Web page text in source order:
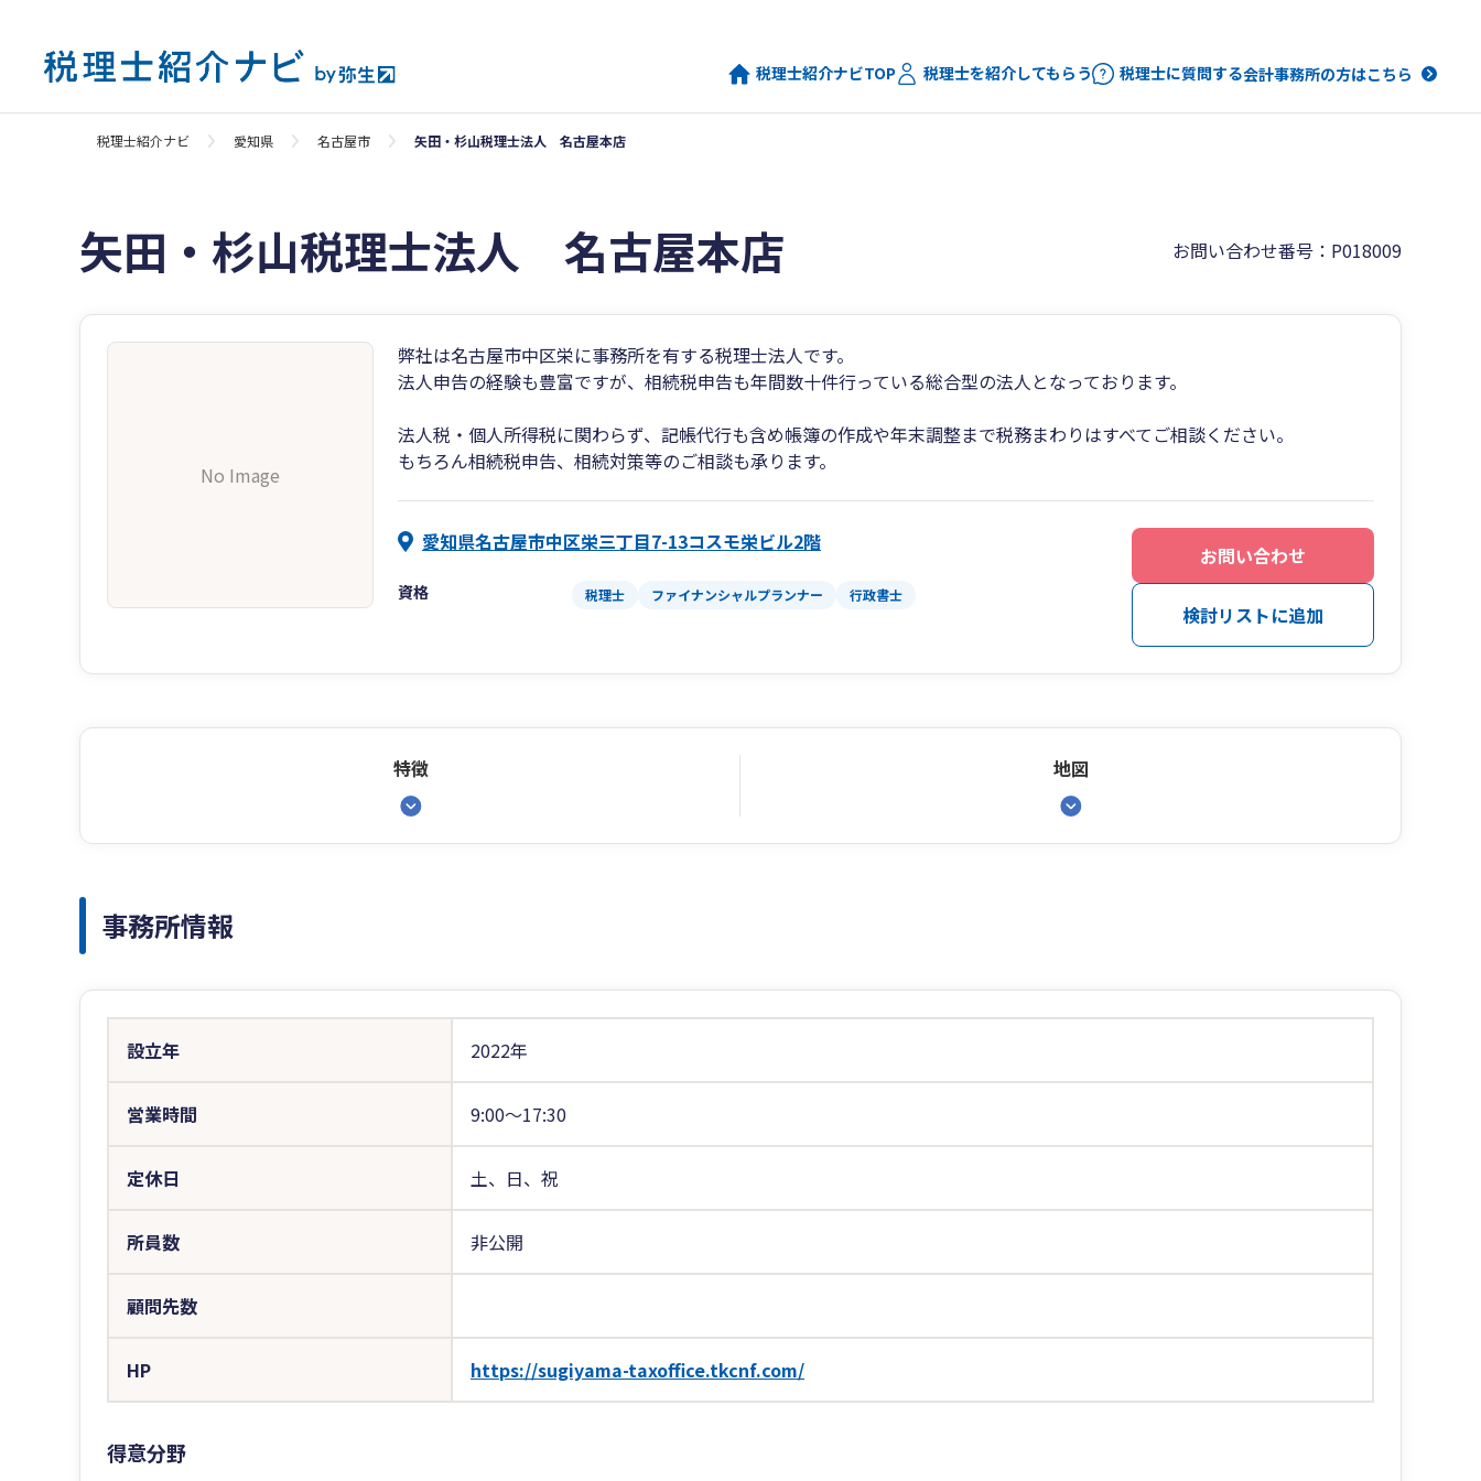
税理士紹介ナビTOP 税理士を紹介してもらう 税理士に質問する会計事務所の方はこちら
税理士紹介ナビ 愛知県 名古屋市 矢田・杉山税理士法人 名古屋本店
矢田・杉山税理士法人 名古屋本店 お問い合わせ番号：P018009
No Image
弊社は名古屋市中区栄に事務所を有する税理士法人です。
法人申告の経験も豊富ですが、相続税申告も年間数十件行っている総合型の法人となっております。
法人税・個人所得税に関わらず、記帳代行も含め帳簿の作成や年末調整まで税務まわりはすべてご相談ください。
もちろん相続税申告、相続対策等のご相談も承ります。
愛知県名古屋市中区栄三丁目7-13コスモ栄ビル2階
資格 税理士 ファイナンシャルプランナー 行政書士
お問い合わせ
検討リストに追加
特徴 地図
事務所情報
設立年 2022年
営業時間 9:00〜17:30
定休日 土、日、祝
所員数 非公開
顧問先数
HP https://sugiyama-taxoffice.tkcnf.com/
得意分野